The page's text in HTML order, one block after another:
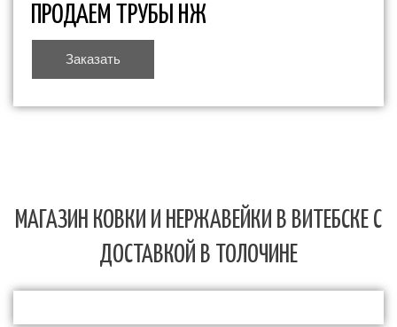
ПРОДАЕМ ТРУБЫ НЖ
Заказать
МАГАЗИН КОВКИ И НЕРЖАВЕЙКИ В ВИТЕБСКЕ С
ДОСТАВКОЙ В ТОЛОЧИНЕ